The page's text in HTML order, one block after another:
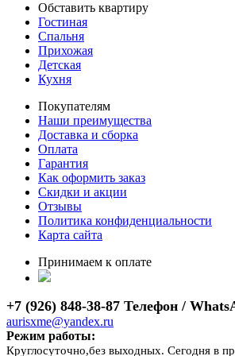
Обставить квартиру
Гостиная
Спальня
Прихожая
Детская
Кухня
Покупателям
Наши преимущества
Доставка и сборка
Оплата
Гарантия
Как оформить заказ
Скидки и акции
Отзывы
Политика конфиденциальности
Карта сайта
Принимаем к оплате
+7 (926) 848-38-87 Телефон /
aurisxme@yandex.ru
Режим работы:
Круглосуточно,без выходных. Сегодня в